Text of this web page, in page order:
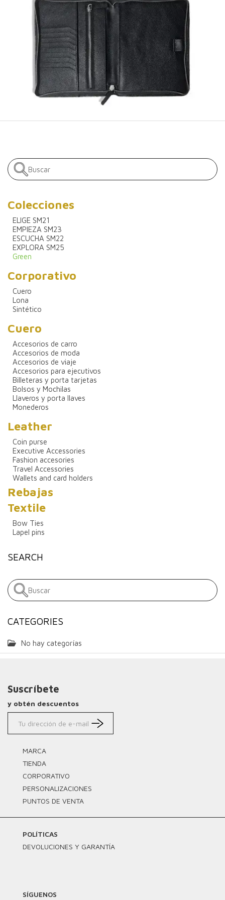
Colecciones
ELIGE SM21
EMPIEZA SM23
ESCUCHA SM22
EXPLORA SM25
Green
Corporativo
Cuero
Lona
Sintético
Cuero
Accesorios de carro
Accesorios de moda
Accesorios de viaje
Accesorios para ejecutivos
Billeteras y porta tarjetas
Bolsos y Mochilas
Llaveros y porta llaves
Monederos
Leather
Coin purse
Executive Accessories
Fashion accesories
Travel Accessories
Wallets and card holders
Rebajas
Textile
Bow Ties
Lapel pins
SEARCH
CATEGORIES
No hay categorías
Suscríbete
y obtén descuentos
MARCA
TIENDA
CORPORATIVO
PERSONALIZACIONES
PUNTOS DE VENTA
POLÍTICAS
DEVOLUCIONES Y GARANTÍA
SÍGUENOS